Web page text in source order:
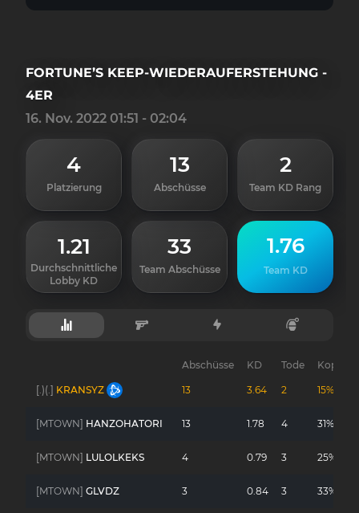
4
Platzierung
13
Abschüsse
2
Team KD Rang
1.21
Durchschnittliche
Lobby KD
33
Team Abschüsse
1.76
Team KD
FORTUNE’S KEEP-WIEDERAUFERSTEHUNG -
4ER
16. Nov. 2022 01:51 - 02:04
Abschüsse KD Tode
[.)(.] KRANSYZ 13 3.64 2 15%
[MTOWN] HANZOHATORI 13 1.78 4 31%
[MTOWN] LULOLKEKS 4 0.79 3 25%
[MTOWN] GLVDZ 3 0.84 3 33%